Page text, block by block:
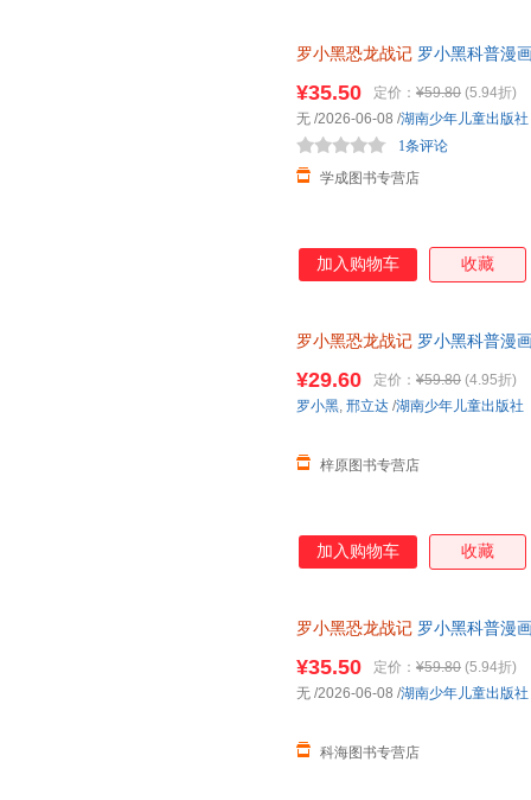
罗小黑恐龙战记 罗小黑科普漫
¥35.50 定价： ¥59.80 (5.94折)
学成图书专营店
1条评论
无 /2026-06-08 /湖南少年儿童出版社
加入购物车 收藏
罗小黑恐龙战记 罗小黑科普漫
¥29.60 定价： ¥59.80 (4.95折)
梓原图书专营店
罗小黑, 邢立达 /湖南少年儿童出版社
加入购物车 收藏
罗小黑恐龙战记 罗小黑科普漫
¥35.50 定价： ¥59.80 (5.94折)
科海图书专营店
无 /2026-06-08 /湖南少年儿童出版社